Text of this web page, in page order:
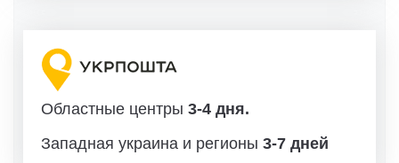
Областные центры 3-4 дня.
Западная украина и регионы 3-7 дней